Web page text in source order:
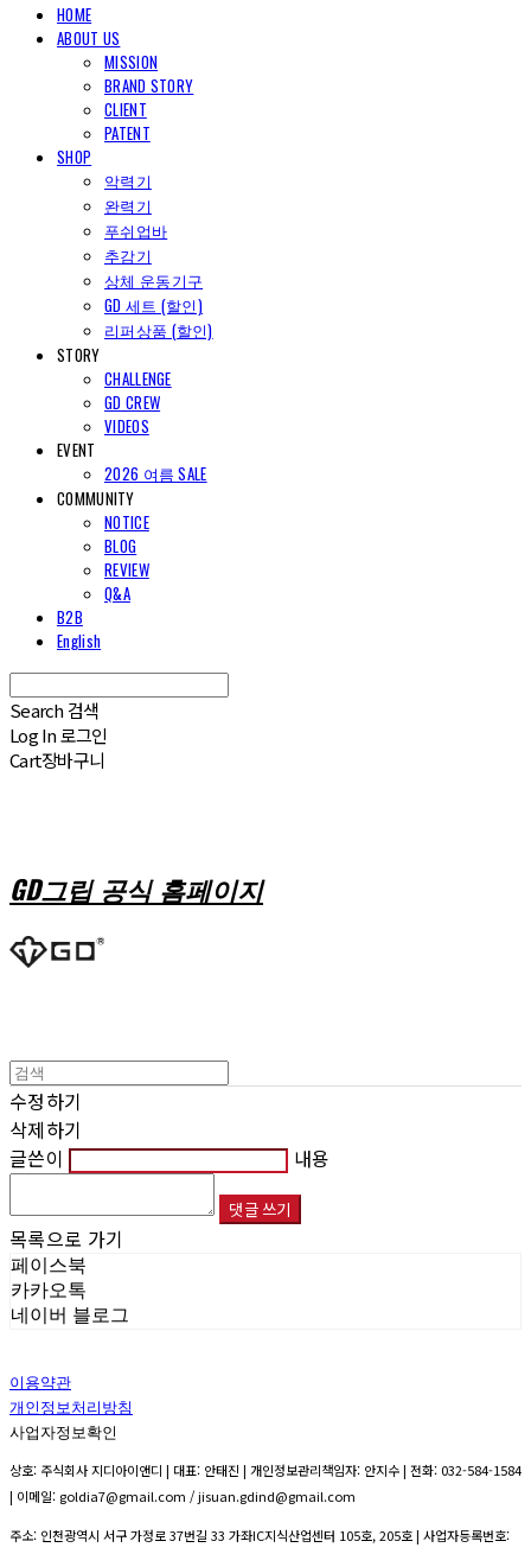
HOME
ABOUT US
MISSION
BRAND STORY
CLIENT
PATENT
SHOP
악력기
완력기
푸쉬업바
추감기
상체 운동기구
GD 세트 (할인)
리퍼상품 (할인)
STORY
CHALLENGE
GD CREW
VIDEOS
EVENT
2026 여름 SALE
COMMUNITY
NOTICE
BLOG
REVIEW
Q&A
B2B
English
Search 검색
Log In로그인
Cart장바구니
GD그립 공식 홈페이지
수정하기
삭제하기
글쓴이
내용
댓글 쓰기
목록으로 가기
페이스북
카카오톡
네이버 블로그
이용약관
개인정보처리방침
사업자정보확인
상호: 주식회사 지디아이앤디 | 대표: 안태진 | 개인정보관리책임자: 안지수 | 전화: 032-584-1584
| 이메일: goldia7@gmail.com / jisuan.gdind@gmail.com
주소: 인천광역시 서구 가정로 37번길 33 가좌IC지식산업센터 105호, 205호 | 사업자등록번호: